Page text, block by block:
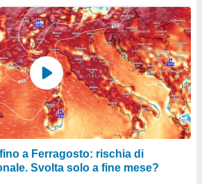
a Ferragosto: rischia di
Svolta solo a fine mese?